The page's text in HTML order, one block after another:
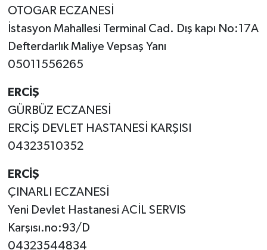
OTOGAR ECZANESİ
İstasyon Mahallesi Terminal Cad. Dış kapı No:17A
Defterdarlık Maliye Vepsaş Yanı
05011556265
ERCİŞ
GÜRBÜZ ECZANESİ
ERCİŞ DEVLET HASTANESİ KARŞISI
04323510352
ERCİŞ
ÇINARLI ECZANESİ
Yeni Devlet Hastanesi ACİL SERVIS
Karşısı.no:93/D
04323544834